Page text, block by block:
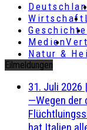
Wirtschaft
Geschichte
Medien
Natur &
Eilmeldungen
31. Juli 2026 |
—Wegen der